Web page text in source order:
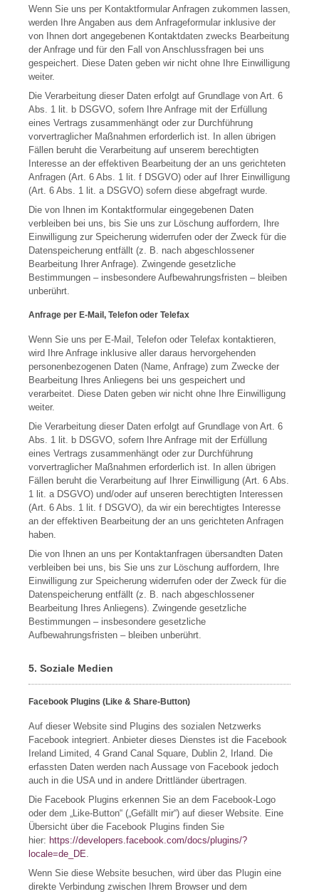
Wenn Sie uns per Kontaktformular Anfragen zukommen lassen,
werden Ihre Angaben aus dem Anfrageformular inklusive der
von Ihnen dort angegebenen Kontaktdaten zwecks Bearbeitung
der Anfrage und für den Fall von Anschlussfragen bei uns
gespeichert. Diese Daten geben wir nicht ohne Ihre Einwilligung
weiter.
Die Verarbeitung dieser Daten erfolgt auf Grundlage von Art. 6
Abs. 1 lit. b DSGVO, sofern Ihre Anfrage mit der Erfüllung
eines Vertrags zusammenhängt oder zur Durchführung
vorvertraglicher Maßnahmen erforderlich ist. In allen übrigen
Fällen beruht die Verarbeitung auf unserem berechtigten
Interesse an der effektiven Bearbeitung der an uns gerichteten
Anfragen (Art. 6 Abs. 1 lit. f DSGVO) oder auf Ihrer Einwilligung
(Art. 6 Abs. 1 lit. a DSGVO) sofern diese abgefragt wurde.
Die von Ihnen im Kontaktformular eingegebenen Daten
verbleiben bei uns, bis Sie uns zur Löschung auffordern, Ihre
Einwilligung zur Speicherung widerrufen oder der Zweck für die
Datenspeicherung entfällt (z. B. nach abgeschlossener
Bearbeitung Ihrer Anfrage). Zwingende gesetzliche
Bestimmungen – insbesondere Aufbewahrungsfristen – bleiben
unberührt.
Anfrage per E-Mail, Telefon oder Telefax
Wenn Sie uns per E-Mail, Telefon oder Telefax kontaktieren,
wird Ihre Anfrage inklusive aller daraus hervorgehenden
personenbezogenen Daten (Name, Anfrage) zum Zwecke der
Bearbeitung Ihres Anliegens bei uns gespeichert und
verarbeitet. Diese Daten geben wir nicht ohne Ihre Einwilligung
weiter.
Die Verarbeitung dieser Daten erfolgt auf Grundlage von Art. 6
Abs. 1 lit. b DSGVO, sofern Ihre Anfrage mit der Erfüllung
eines Vertrags zusammenhängt oder zur Durchführung
vorvertraglicher Maßnahmen erforderlich ist. In allen übrigen
Fällen beruht die Verarbeitung auf Ihrer Einwilligung (Art. 6 Abs.
1 lit. a DSGVO) und/oder auf unseren berechtigten Interessen
(Art. 6 Abs. 1 lit. f DSGVO), da wir ein berechtigtes Interesse
an der effektiven Bearbeitung der an uns gerichteten Anfragen
haben.
Die von Ihnen an uns per Kontaktanfragen übersandten Daten
verbleiben bei uns, bis Sie uns zur Löschung auffordern, Ihre
Einwilligung zur Speicherung widerrufen oder der Zweck für die
Datenspeicherung entfällt (z. B. nach abgeschlossener
Bearbeitung Ihres Anliegens). Zwingende gesetzliche
Bestimmungen – insbesondere gesetzliche
Aufbewahrungsfristen – bleiben unberührt.
5. Soziale Medien
Facebook Plugins (Like & Share-Button)
Auf dieser Website sind Plugins des sozialen Netzwerks
Facebook integriert. Anbieter dieses Dienstes ist die Facebook
Ireland Limited, 4 Grand Canal Square, Dublin 2, Irland. Die
erfassten Daten werden nach Aussage von Facebook jedoch
auch in die USA und in andere Drittländer übertragen.
Die Facebook Plugins erkennen Sie an dem Facebook-Logo
oder dem „Like-Button“ („Gefällt mir“) auf dieser Website. Eine
Übersicht über die Facebook Plugins finden Sie
hier: https://developers.facebook.com/docs/plugins/?
locale=de_DE.
Wenn Sie diese Website besuchen, wird über das Plugin eine
direkte Verbindung zwischen Ihrem Browser und dem